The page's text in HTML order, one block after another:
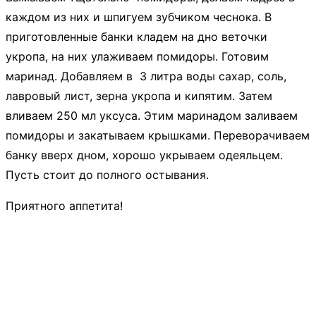
каждом из них и шпигуем зубчиком чеснока. В
приготовленные банки кладем на дно веточки
укропа, на них улаживаем помидоры. Готовим
маринад. Добавляем в 3 литра воды сахар, соль,
лавровый лист, зерна укропа и кипятим. Затем
вливаем 250 мл уксуса. Этим маринадом заливаем
помидоры и закатываем крышками. Переворачиваем
банку вверх дном, хорошо укрываем одеяльцем.
Пусть стоит до полного остывания.
Приятного аппетита!